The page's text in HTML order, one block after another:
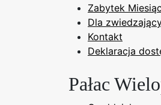
Zabytek
Dla
Kontakt
Deklaracja
Pałac